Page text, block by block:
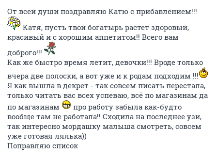
От всей души поздравляю Катю с прибавлением!!!
Катя, пусть твой богатырь растет здоровый,
красивый и с хорошим аппетитом!! Всего вам
доброго!!!
Как же быстро время летит, девочки!!! Вроде только
вчера две полоски, а вот уже и к родам подходим !!!
Я как вышла в декрет - так совсем писать перестала,
только читать вас всех успеваю, всё по магазинам да
по магазинам
про работу забыла как-будто
вообще там не работала!! Сходила на последнее узи,
так интересно мордашку малыша смотреть, совсем
уже готовая лялька))
Поправляю список